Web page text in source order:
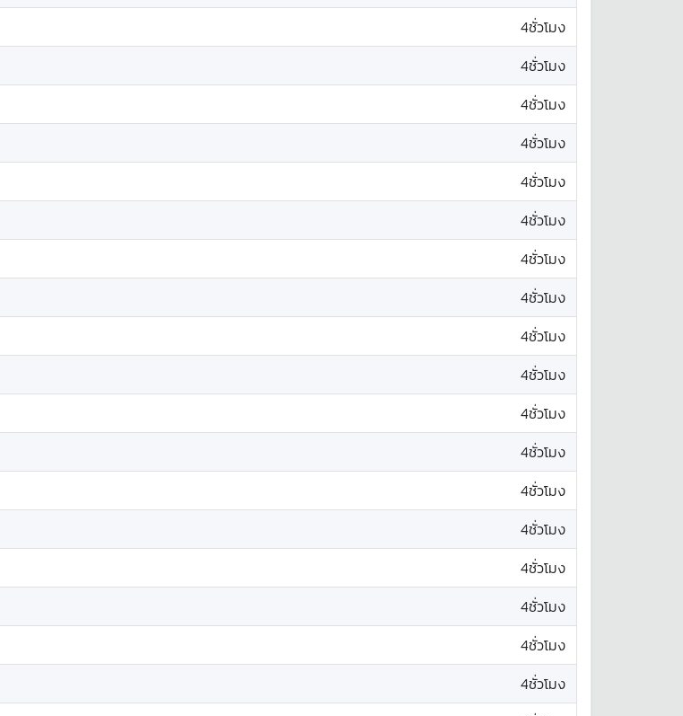
4ชั่วโมง
4ชั่วโมง
4ชั่วโมง
4ชั่วโมง
4ชั่วโมง
4ชั่วโมง
4ชั่วโมง
4ชั่วโมง
4ชั่วโมง
4ชั่วโมง
4ชั่วโมง
4ชั่วโมง
4ชั่วโมง
4ชั่วโมง
4ชั่วโมง
4ชั่วโมง
4ชั่วโมง
4ชั่วโมง